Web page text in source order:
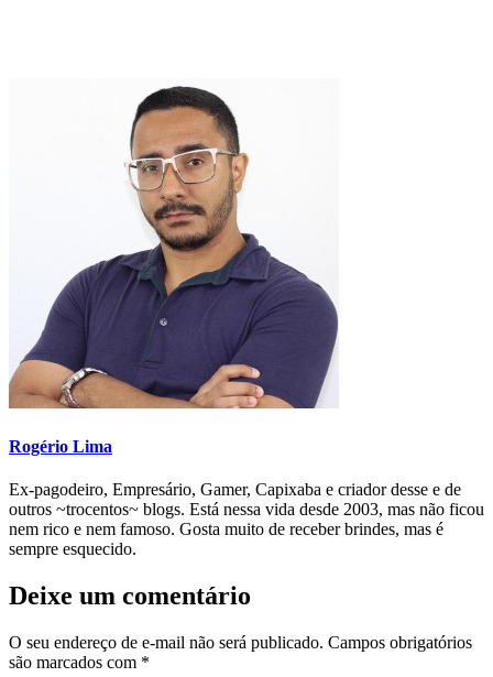
Rogério Lima
Ex-pagodeiro, Empresário, Gamer, Capixaba e criador desse e de
outros ~trocentos~ blogs. Está nessa vida desde 2003, mas não ficou
nem rico e nem famoso. Gosta muito de receber brindes, mas é
sempre esquecido.
Deixe um comentário
O seu endereço de e-mail não será publicado. Campos obrigatórios
são marcados com *